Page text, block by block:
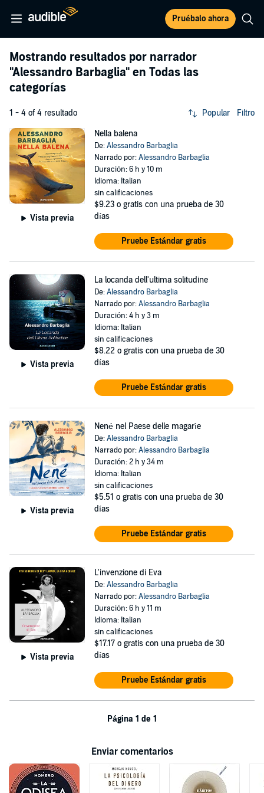
Pruébalo ahora
Mostrando resultados por narrador
"Alessandro Barbaglia" en Todas las
categorías
1 - 4 of 4 resultado Popular Filtro
Vista previa
Nella balena
De:Alessandro Barbaglia
Narrado por:Alessandro Barbaglia
Duración: 6 h y 10 m
Idioma: Italian
sin calificaciones
$9.23 o gratis con una prueba de 30
días
Pruebe Estándar gratis
Vista previa
La locanda dell'ultima solitudine
De:Alessandro Barbaglia
Narrado por:Alessandro Barbaglia
Duración: 4 h y 3 m
Idioma: Italian
sin calificaciones
$8.22 o gratis con una prueba de 30
días
Pruebe Estándar gratis
Vista previa
Nené nel Paese delle magarìe
De:Alessandro Barbaglia
Narrado por:Alessandro Barbaglia
Duración: 2 h y 34 m
Idioma: Italian
sin calificaciones
$5.51 o gratis con una prueba de 30
días
Pruebe Estándar gratis
Vista previa
L'invenzione di Eva
De:Alessandro Barbaglia
Narrado por:Alessandro Barbaglia
Duración: 6 h y 11 m
Idioma: Italian
sin calificaciones
$17.17 o gratis con una prueba de 30
días
Pruebe Estándar gratis
Página 1 de 1
Enviar comentarios